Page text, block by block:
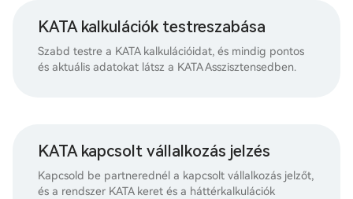
KATA kalkulációk testreszabása
Szabd testre a KATA kalkulációidat, és mindig pontos
és aktuális adatokat látsz a KATA Asszisztensedben.
KATA kapcsolt vállalkozás jelzés
Kapcsold be partnerednél a kapcsolt vállalkozás jelzőt,
és a rendszer KATA keret és a háttérkalkulációk